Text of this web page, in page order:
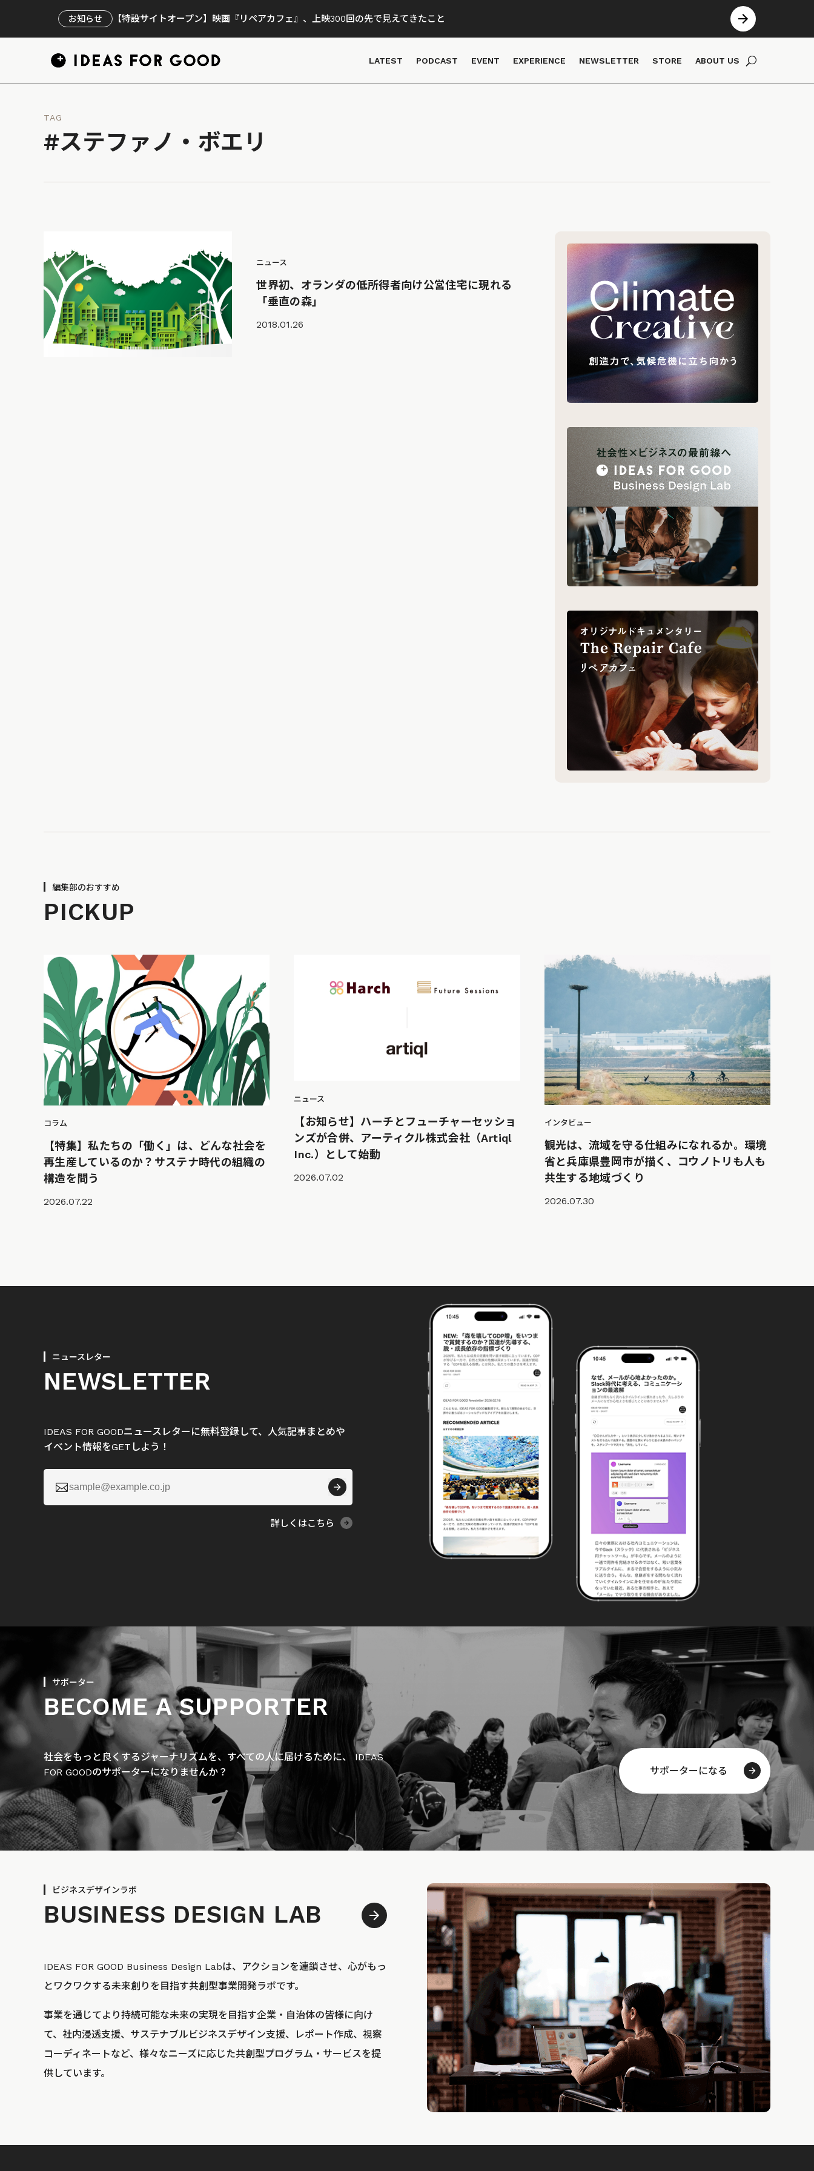
お知らせ 【特設サイトオープン】映画『リペアカフェ』、上映300回の先で見えてきたこと
LATEST PODCAST EVENT EXPERIENCE NEWSLETTER STORE ABOUT US
TAG
#ステファノ・ボエリ
ニュース
世界初、オランダの低所得者向け公営住宅に現れる
「垂直の森」
2018.01.26
編集部のおすすめ
PICKUP
コラム
【特集】私たちの「働く」は、どんな社会を
再生産しているのか？サステナ時代の組織の
構造を問う
2026.07.22
ニュース
【お知らせ】ハーチとフューチャーセッショ
ンズが合併、アーティクル株式会社（Artiql
Inc.）として始動
2026.07.02
インタビュー
観光は、流域を守る仕組みになれるか。環境
省と兵庫県豊岡市が描く、コウノトリも人も
共生する地域づくり
2026.07.30
ニュースレター
NEWSLETTER
IDEAS FOR GOODニュースレターに無料登録して、人気記事まとめや
イベント情報をGETしよう！

詳しくはこちら
サポーター
BECOME A SUPPORTER
社会をもっと良くするジャーナリズムを、すべての人に届けるために、 IDEAS
FOR GOODのサポーターになりませんか？
サポーターになる
ビジネスデザインラボ
BUSINESS DESIGN LAB
IDEAS FOR GOOD Business Design Labは、アクションを連鎖させ、心がもっ
とワクワクする未来創りを目指す共創型事業開発ラボです。
事業を通じてより持続可能な未来の実現を目指す企業・自治体の皆様に向け
て、社内浸透支援、サステナブルビジネスデザイン支援、レポート作成、視察
コーディネートなど、様々なニーズに応じた共創型プログラム・サービスを提
供しています。